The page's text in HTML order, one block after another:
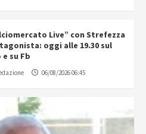
Live” con Strefezza
oggi alle 19.30 sul
su Fb
06/08/2026 06:45